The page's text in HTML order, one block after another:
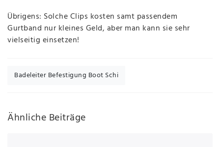
Übrigens: Solche Clips kosten samt passendem
Gurtband nur kleines Geld, aber man kann sie sehr
vielseitig einsetzen!
Badeleiter Befestigung Boot Schi
Ähnliche Beiträge